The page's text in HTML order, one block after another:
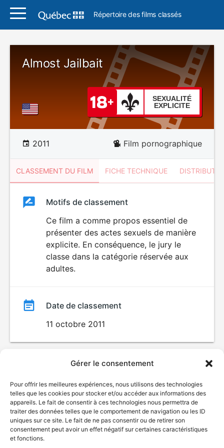
Gérer le consentement
Pour offrir les meilleures expériences, nous utilisons des technologies
telles que les cookies pour stocker et/ou accéder aux informations des
appareils. Le fait de consentir à ces technologies nous permettra de
traiter des données telles que le comportement de navigation ou les ID
uniques sur ce site. Le fait de ne pas consentir ou de retirer son
consentement peut avoir un effet négatif sur certaines caractéristiques
et fonctions.
Répertoire des films classés
Almost Jailbait
SEXUALITÉ
EXPLICITE
2011 Film pornographique
CLASSEMENT DU FILM FICHE TECHNIQUE
ClassementClassement
SEXUALITÉ
EXPLICITE
Motifs de classement
Ce film a comme propos essentiel de
présenter des actes sexuels de manière
explicite. En conséquence, le jury le
classe dans la catégorie réservée aux
adultes.
Date de classement
11 octobre 2011